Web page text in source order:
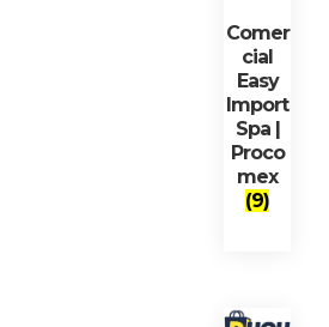
Comer
cial
Easy
Import
Spa |
Proco
mex
(9)